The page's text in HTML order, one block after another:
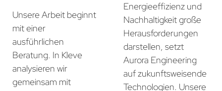
Unsere Arbeit beginnt
mit einer
ausführlichen
Beratung. In Kleve
analysieren wir
gemeinsam mit
Energieeffizienz und
Nachhaltigkeit große
Herausforderungen
darstellen, setzt
Aurora Engineering
auf zukunftsweisende
Technologien. Unsere